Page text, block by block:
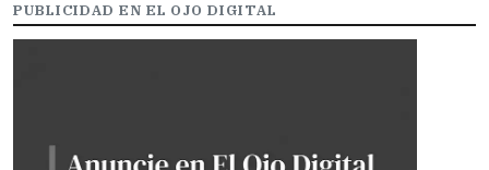
PUBLICIDAD EN EL OJO DIGITAL